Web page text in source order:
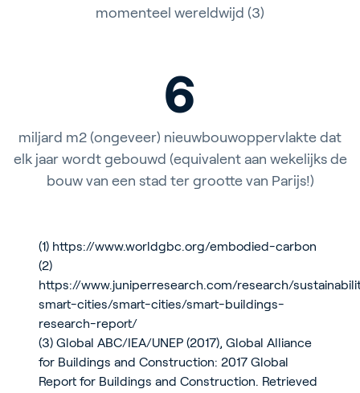
momenteel wereldwijd (3)
6
miljard m2 (ongeveer) nieuwbouwoppervlakte dat
elk jaar wordt gebouwd (equivalent aan wekelijks de
bouw van een stad ter grootte van Parijs!)
(1) https://www.worldgbc.org/embodied-carbon
(2)
https://www.juniperresearch.com/research/
smart-cities/smart-cities/smart-buildings-
research-report/
(3) Global ABC/IEA/UNEP (2017), Global Alliance
for Buildings and Construction: 2017 Global
Report for Buildings and Construction. Retrieved